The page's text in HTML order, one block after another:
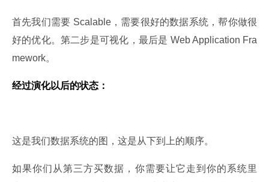
首先我们需要 Scalable，需要很好的数据系统，帮你做很
好的优化。第二步是可视化，最后是 Web Application Fra
mework。
经过演化以后的状态：
这是我们数据系统的图，这是从下到上的顺序。
如果你们从第三方买数据，你需要让它走到你的系统里